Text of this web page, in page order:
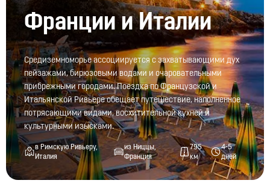
Франции и Италии
Средиземноморье ассоциируется с захватывающими дух
пейзажами, бирюзовыми водами и очаровательными
прибрежными городами. Поездка по Французской и
Итальянской Ривьере обещает путешествие, наполненное
потрясающими видами, восхитительной кухней и
культурными изысками.
в Римскую Ривьеру,
Италия
из Ниццы,
Франция
795
км
4-5
дней